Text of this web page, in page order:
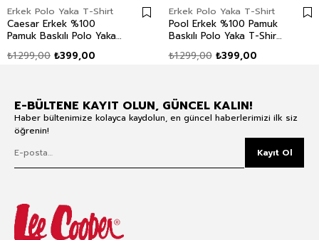
Erkek Polo Yaka T-Shirt
Caesar Erkek %100
Pamuk Baskılı Polo Yaka
₺399,00
₺1.299,00
Erkek Polo Yaka T-Shirt
Pool Erkek %100 Pamuk
Baskılı Polo Yaka T-Shirt
₺399,00
₺1.299,00
E-BÜLTENE KAYIT OLUN, GÜNCEL KALIN!
Haber bültenimize kolayca kaydolun, en güncel haberlerimizi ilk siz
öğrenin!
Kayıt Ol